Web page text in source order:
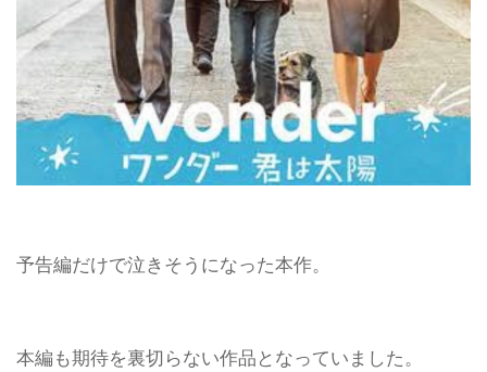
予告編だけで泣きそうになった本作。
本編も期待を裏切らない作品となっていました。